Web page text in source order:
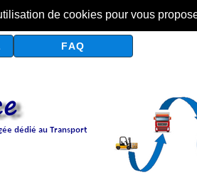
de cookies pour vous
FAQ